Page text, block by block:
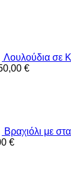
Λουλούδια σε
€
Βραχιόλι με
€